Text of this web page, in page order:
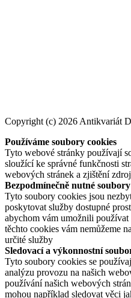
Copyright (c) 2026 Antikvariát
Používáme soubory cookies
Tyto webové stránky používají
sloužící ke správné funkčnosti
webových stránek a zjištění
Bezpodmínečně nutné
Tyto soubory cookies jsou
poskytovat služby dostupné
abychom vám umožnili
těchto cookies vám nemůžeme
určité služby
Sledovací a výkonnostní
Tyto soubory cookies se
analýzu provozu na našich
používání našich webových
mohou například sledovat věci